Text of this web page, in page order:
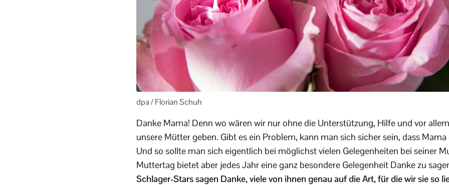
dpa / Florian Schuh
Danke Mama! Denn wo wären wir nur ohne die Unterstützung, Hilfe und vor
unsere Mütter geben. Gibt es ein Problem, kann man sich sicher sein, dass
Und so sollte man sich eigentlich bei möglichst vielen Gelegenheiten bei seiner
Muttertag bietet aber jedes Jahr eine ganz besondere Gelegenheit Danke zu
Schlager-Stars sagen Danke, viele von ihnen genau auf die Art, für die wir sie so